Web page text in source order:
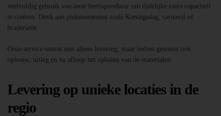
veelvuldig gebruik van onze biertapverhuur om tijdelijke extra capaciteit
te creëren. Denk aan piekmomenten zoals Koningsdag, carnaval of
braderieën.
Onze service omvat niet alleen levering, maar indien gewenst ook
opbouw, uitleg en na afloop het ophalen van de materialen.
Levering op unieke locaties in de
regio